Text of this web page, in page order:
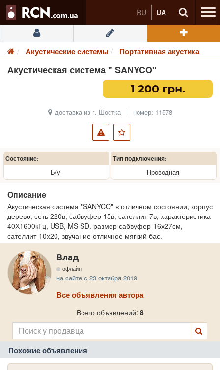
RU UA
Акустические системы Портативная акустика
Акустическая система " SANYCO"
1 200 грн.
доставка из г. Шостка номер: 11578
Состояние:
Б/у
Тип подключения:
Проводная
Описание
Акустическая система "SANYCO" в отличном состоянии, корпус
дерево, сеть 220в, сабвуфер 15в, сателлит 7в, характеристика
40Х1600кГц, USB, MS SD. размер сабвуфер-16х27см,
сателлит-10х20, звучание отличное мягкий бас.
Влад
офлайн
на сайте с 23 октября 2019
Все объявления автора
Всего объявлений: 8
Похожие объявления